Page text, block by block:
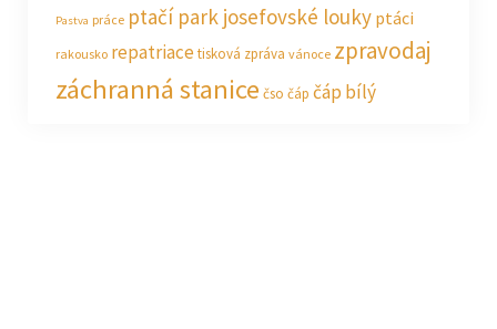
Pastva práce ptačí park josefovské louky ptáci
rakousko repatriacetisková zpráva vánoce zpravodaj
záchranná stanice čso čáp čáp bílý